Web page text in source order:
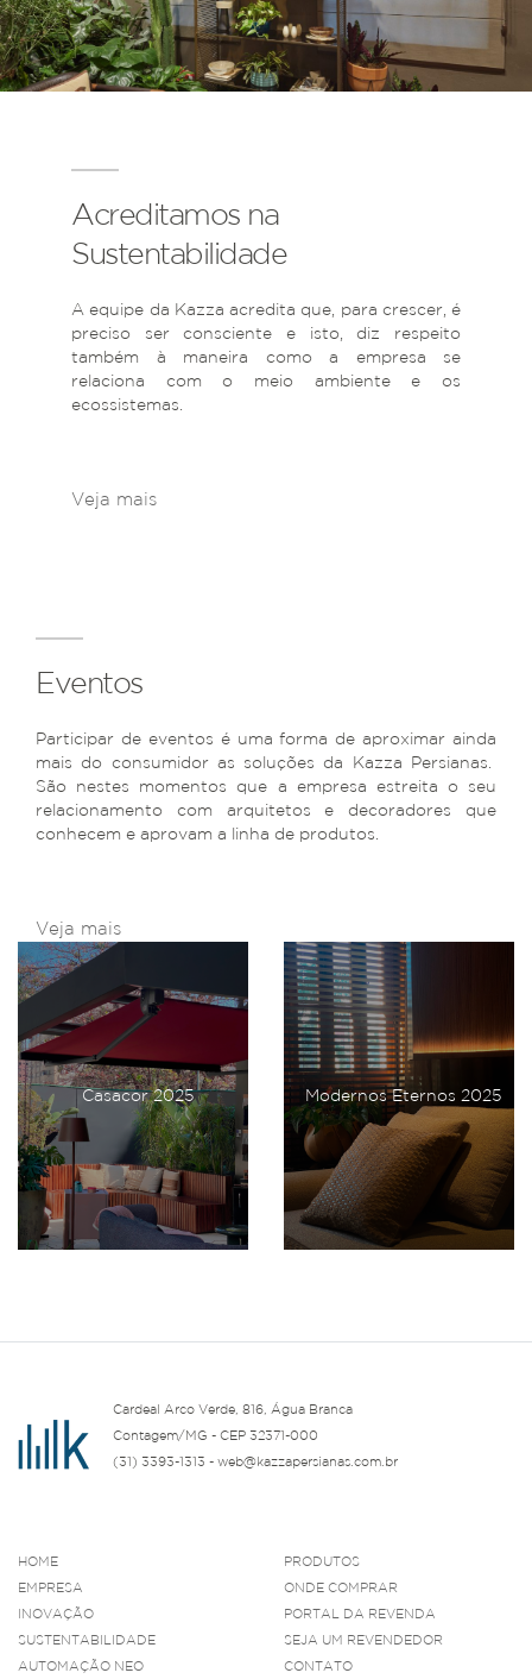
Acreditamos na
Sustentabilidade
A equipe da Kazza acredita que, para crescer, é
preciso ser consciente e isto, diz respeito
também à maneira como a empresa se
relaciona com o meio ambiente e os
ecossistemas.
Veja mais
Eventos
Participar de eventos é uma forma de aproximar ainda
mais do consumidor as soluções da Kazza Persianas.
São nestes momentos que a empresa estreita o seu
relacionamento com arquitetos e decoradores que
conhecem e aprovam a linha de produtos.
Veja mais
Casacor 2025 Modernos Eternos 2025
Cardeal Arco Verde, 816, Água Branca
Contagem/MG - CEP 32371-000
(31) 3393-1313 - web@kazzapersianas.com.br
HOME
EMPRESA
INOVAÇÃO
SUSTENTABILIDADE
AUTOMAÇÃO NEO
PRODUTOS
ONDE COMPRAR
PORTAL DA REVENDA
SEJA UM REVENDEDOR
CONTATO